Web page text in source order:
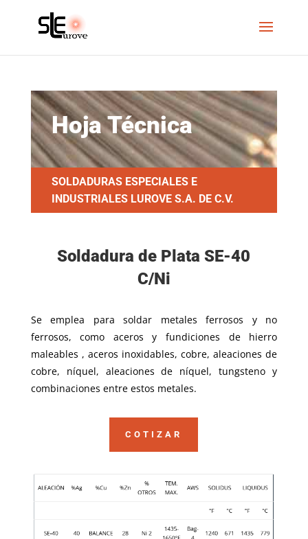
Hoja Técnica
SOLDADURAS ESPECIALES E
INDUSTRIALES LUROVE S.A. DE C.V.
Soldadura de Plata SE-40
C/Ni
Se emplea para soldar metales ferrosos y no
ferrosos, como aceros y fundiciones de hierro
maleables , aceros inoxidables, cobre, aleaciones de
cobre, níquel, aleaciones de níquel, tungsteno y
combinaciones entre estos metales.
COTIZAR